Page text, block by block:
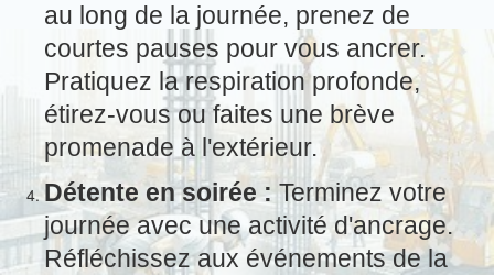
au long de la journée, prenez de
courtes pauses pour vous ancrer.
Pratiquez la respiration profonde,
étirez-vous ou faites une brève
promenade à l'extérieur.
Détente en soirée :Terminez votre
journée avec une activité d'ancrage.
Réfléchissez aux événements de la